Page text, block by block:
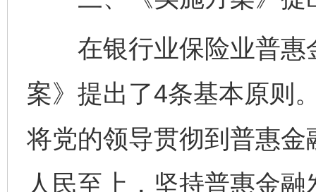
在银行业保险业普惠
案》提出了4条基本原则
将党的领导贯彻到普惠
人民至上，坚持普惠金